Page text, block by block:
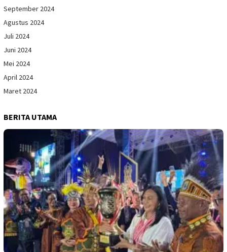
September 2024
Agustus 2024
Juli 2024
Juni 2024
Mei 2024
April 2024
Maret 2024
BERITA UTAMA